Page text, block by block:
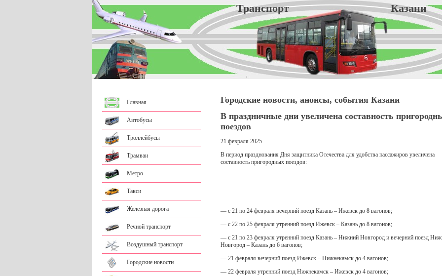
Транспорт Казани
Главная
Автобусы
Троллейбусы
Трамваи
Метро
Такси
Железная дорога
Речной транспорт
Воздушный транспорт
Городские новости
Городские новости, анонсы, события Казани
В праздничные дни увеличена составность
поездов
21 февраля 2025
В период празднования Дня защитника Отечества для удобства пассажиров увеличена
составность пригородных поездов:
— с 21 по 24 февраля вечерний поезд Казань – Ижевск до 8 вагонов;
— с 22 по 25 февраля утренний поезд Ижевск – Казань до 8 вагонов;
— с 21 по 23 февраля утренний поезд Казань – Нижний Новгород и вечерний поезд
Новгород – Казань до 6 вагонов;
— 21 февраля вечерний поезд Ижевск – Нижнекамск до 4 вагонов;
— 22 февраля утренний поезд Нижнекамск – Ижевск до 4 вагонов;